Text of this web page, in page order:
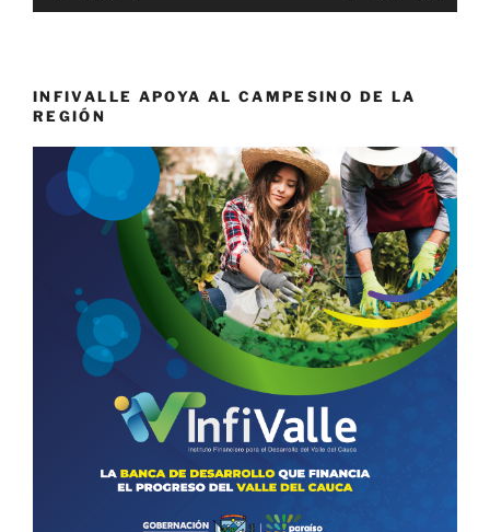
INFIVALLE APOYA AL CAMPESINO DE LA
REGIÓN